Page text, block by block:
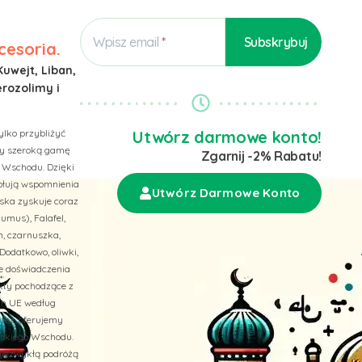
Liban,
i
przybliżyć
szeroką gamę
Dzięki
wspomnienia
zyskuje coraz
Falafel,
czarnuszka,
oliwki,
doświadczenia
pochodzące z
UE według
oferujemy
Wschodu.
podróżą
Wpisz email
Utwórz darmowe konto!
Zgarnij -2% Rabatu!
Utwórz Darmowe Konto